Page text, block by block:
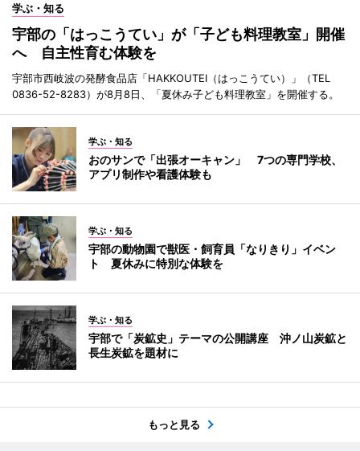
学ぶ・知る
宇部の「はっこうてい」が「子ども料理教室」開催
へ 自主性育む体験を
宇部市西岐波の発酵食品店「HAKKOUTEI（はっこうてい）」（TEL
0836-52-8283）が8月8日、「夏休み子ども料理教室」を開催する。
学ぶ・知る
おのサンで「出張オーキャン」 7つの専門学校、
アプリ制作や看護体験も
学ぶ・知る
宇部の動物園で獣医・飼育員「なりきり」イベン
ト 夏休みに特別な体験を
学ぶ・知る
宇部で「炭鉱史」テーマの公開講座 沖ノ山炭鉱と
長生炭鉱を題材に
もっと見る